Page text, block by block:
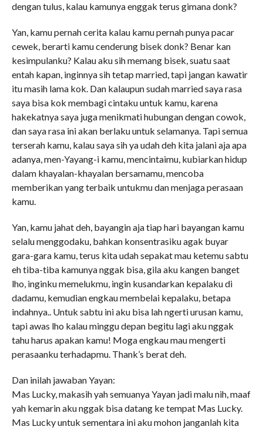
dengan tulus, kalau kamunya enggak terus gimana donk?
Yan, kamu pernah cerita kalau kamu pernah punya pacar
cewek, berarti kamu cenderung bisek donk? Benar kan
kesimpulanku? Kalau aku sih memang bisek, suatu saat
entah kapan, inginnya sih tetap married, tapi jangan kawatir
itu masih lama kok. Dan kalaupun sudah married saya rasa
saya bisa kok membagi cintaku untuk kamu, karena
hakekatnya saya juga menikmati hubungan dengan cowok,
dan saya rasa ini akan berlaku untuk selamanya. Tapi semua
terserah kamu, kalau saya sih ya udah deh kita jalani aja apa
adanya, men-Yayang-i kamu, mencintaimu, kubiarkan hidup
dalam khayalan-khayalan bersamamu, mencoba
memberikan yang terbaik untukmu dan menjaga perasaan
kamu.
Yan, kamu jahat deh, bayangin aja tiap hari bayangan kamu
selalu menggodaku, bahkan konsentrasiku agak buyar
gara-gara kamu, terus kita udah sepakat mau ketemu sabtu
eh tiba-tiba kamunya nggak bisa, gila aku kangen banget
lho, inginku memelukmu, ingin kusandarkan kepalaku di
dadamu, kemudian engkau membelai kepalaku, betapa
indahnya.. Untuk sabtu ini aku bisa lah ngerti urusan kamu,
tapi awas lho kalau minggu depan begitu lagi aku nggak
tahu harus apakan kamu! Moga engkau mau mengerti
perasaanku terhadapmu. Thank’s berat deh.
Dan inilah jawaban Yayan:
Mas Lucky, makasih yah semuanya Yayan jadi malu nih, maaf
yah kemarin aku nggak bisa datang ke tempat Mas Lucky.
Mas Lucky untuk sementara ini aku mohon janganlah kita